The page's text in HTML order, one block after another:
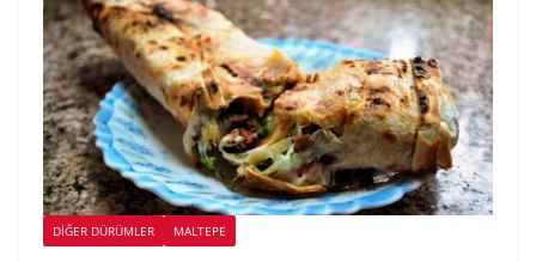
DIĞER DÜRÜMLER MALTEPE